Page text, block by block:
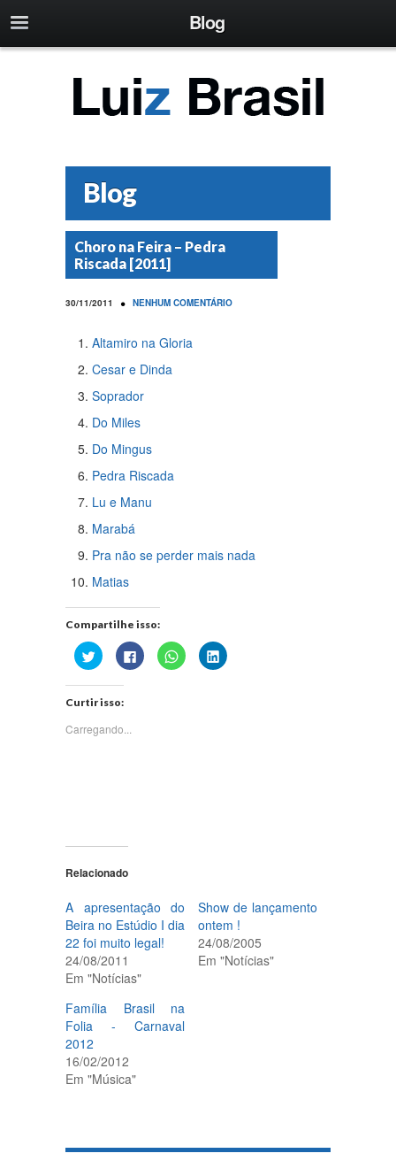
Blog
Blog
Choro na Feira – Pedra
Riscada [2011]
30/11/2011 • NENHUM COMENTÁRIO
Altamiro na Gloria
Cesar e Dinda
Soprador
Do Miles
Do Mingus
Pedra Riscada
Lu e Manu
Marabá
Pra não se perder mais nada
Matias
Compartilhe isso:
Clique
para
compartilhar
no
Twitter(abre
em
janela)
Clique
para
compartilhar
Clique
para
compartilhar
Clique
para
Curtir isso:
Carregando...
Relacionado
A apresentação do
Beira no Estúdio I dia
22 foi muito legal!
24/08/2011
Em "Notícias"
Show de lançamento
ontem !
24/08/2005
Em "Notícias"
Família Brasil na
Folia - Carnaval
2012
16/02/2012
Em "Música"